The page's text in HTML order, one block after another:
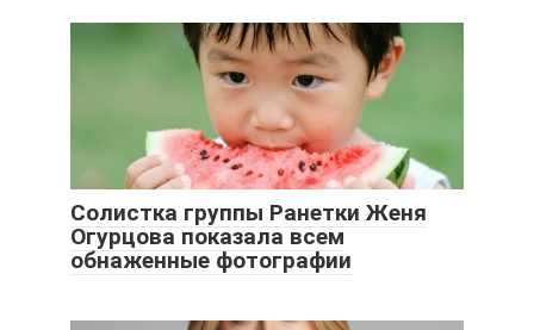
Солистка группы Ранетки Женя
Огурцова показала всем
обнаженные фотографии